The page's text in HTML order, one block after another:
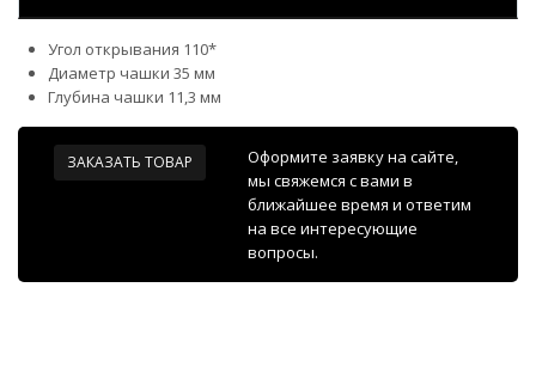
Угол открывания 110*
Диаметр чашки 35 мм
Глубина чашки 11,3 мм
ЗАКАЗАТЬ ТОВАР
Оформите заявку на сайте,
мы свяжемся с вами в
ближайшее время и ответим
на все интересующие
вопросы.